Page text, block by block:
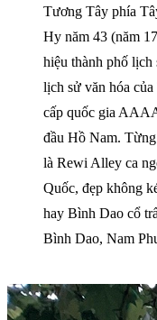
Tương Tây phía
Hy năm 43 (năm
hiệu thành phố lịch
lịch sử văn hóa
cấp quốc gia
đầu Hồ Nam.
là Rewi Alley ca
Quốc, đẹp không
hay Bình Dao cổ
Bình Dao, Nam